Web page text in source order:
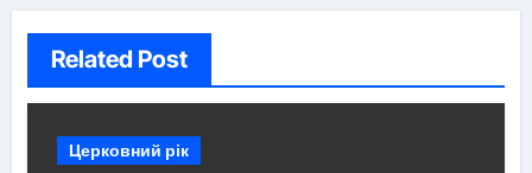
Related Post
Церковний рік